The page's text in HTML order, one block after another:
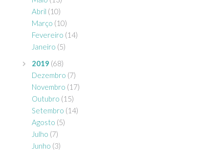
Abril (10)
Março (10)
Fevereiro (14)
Janeiro (5)
2019 (68)
Dezembro (7)
Novembro (17)
Outubro (15)
Setembro (14)
Agosto (5)
Julho (7)
Junho (3)